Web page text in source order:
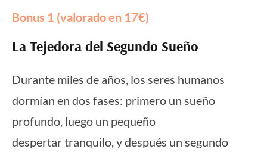
Bonus 1 (valorado en 17€)
La Tejedora del Segundo Sueño
Durante miles de años, los seres humanos
dormían en dos fases: primero un sueño
profundo, luego un pequeño
despertar tranquilo, y después un segundo